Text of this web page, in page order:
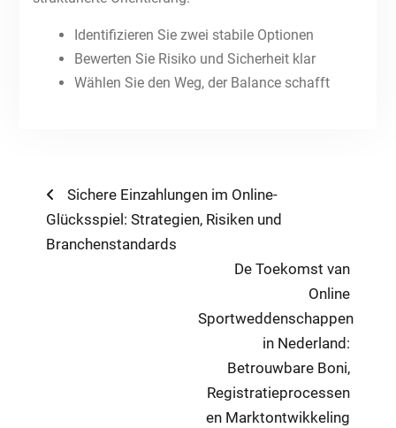
Identifizieren Sie zwei stabile Optionen
Bewerten Sie Risiko und Sicherheit klar
Wählen Sie den Weg, der Balance schafft
Post
navigation
Previous
post:
Sichere Einzahlungen im Online-
Glücksspiel: Strategien, Risiken und
Branchenstandards
Next
De Toekomst van
Online
Sportweddenschappen
in Nederland:
Betrouwbare Boni,
Registratieprocessen
en Marktontwikkeling